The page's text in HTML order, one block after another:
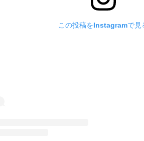
この投稿をInstagramで見